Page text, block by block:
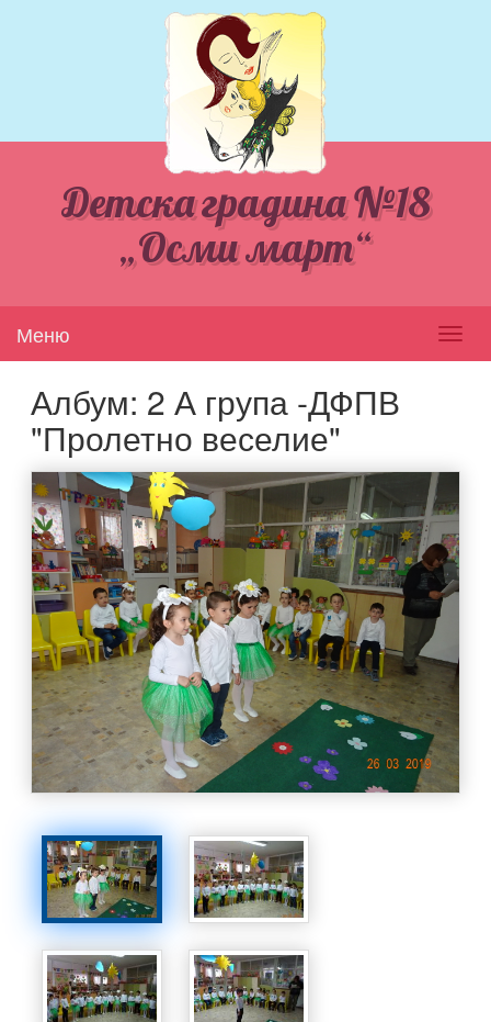
Детска градина №18
„Осми март“
Меню
Албум: 2 А група -ДФПВ
"Пролетно веселие"